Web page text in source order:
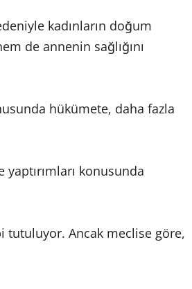
kadınların doğum
de annenin sağlığını
hükümete, daha fazla
konusunda
tutuluyor. Ancak meclise göre,